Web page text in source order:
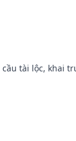
cầu tài lộc, khai